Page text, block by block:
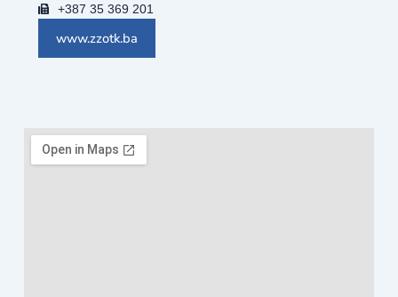
+387 35 369 201
www.zzotk.ba